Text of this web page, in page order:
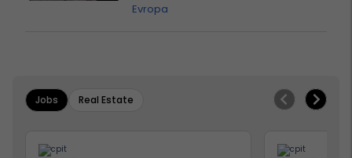
Evropa
Jobs Real Estate